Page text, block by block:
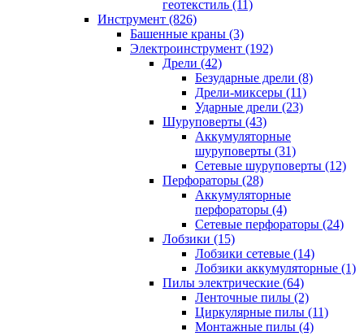
геотекстиль (11)
Инструмент (826)
Башенные краны (3)
Электроинструмент (192)
Дрели (42)
Безударные дрели (8)
Дрели-миксеры (11)
Ударные дрели (23)
Шуруповерты (43)
Аккумуляторные
шуруповерты (31)
Сетевые шуруповерты (12)
Перфораторы (28)
Аккумуляторные
перфораторы (4)
Сетевые перфораторы (24)
Лобзики (15)
Лобзики сетевые (14)
Лобзики аккумуляторные (1)
Пилы электрические (64)
Ленточные пилы (2)
Циркулярные пилы (11)
Монтажные пилы (4)